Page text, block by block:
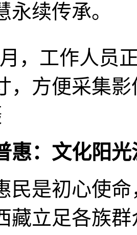
永续传承。
，工作人员
，方便采集
惠：文化阳
是初心使命
藏立足各族